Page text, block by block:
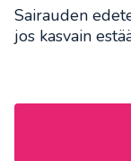
Sairauden
jos kasvain